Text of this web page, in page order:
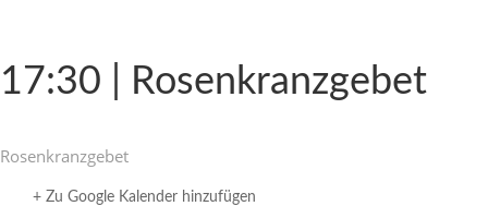
17:30 | Rosenkranzgebet
Rosen­kranz­gebet
+ Zu Google Kalender hinzufügen